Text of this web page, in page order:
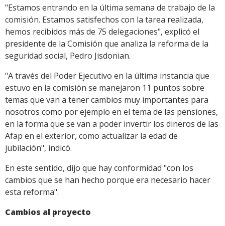
"Estamos entrando en la última semana de trabajo de la
comisión. Estamos satisfechos con la tarea realizada,
hemos recibidos más de 75 delegaciones", explicó el
presidente de la Comisión que analiza la reforma de la
seguridad social, Pedro Jisdonian.
"A través del Poder Ejecutivo en la última instancia que
estuvo en la comisión se manejaron 11 puntos sobre
temas que van a tener cambios muy importantes para
nosotros como por ejemplo en el tema de las pensiones,
en la forma que se van a poder invertir los dineros de las
Afap en el exterior, como actualizar la edad de
jubilación", indicó.
En este sentido, dijo que hay conformidad "con los
cambios que se han hecho porque era necesario hacer
esta reforma".
Cambios al proyecto